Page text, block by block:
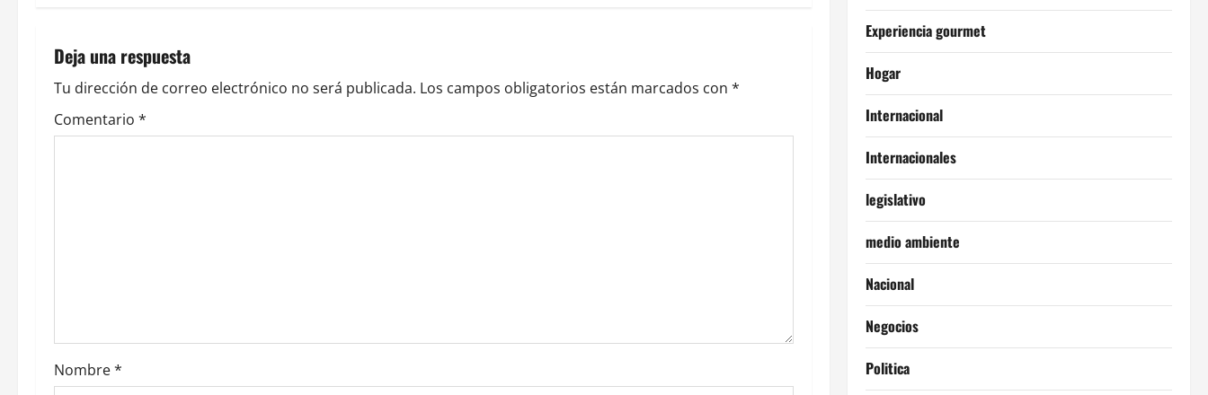
g
a
c
e
Deja una respuesta
Tu dirección de correo electrónico no será publicada. Los campos obligatorios están marcados con *
Comentario *
Nombre*
Experiencia gourmet
Hogar
Internacional
Internacionales
legislativo
medio ambiente
Nacional
Negocios
Politica